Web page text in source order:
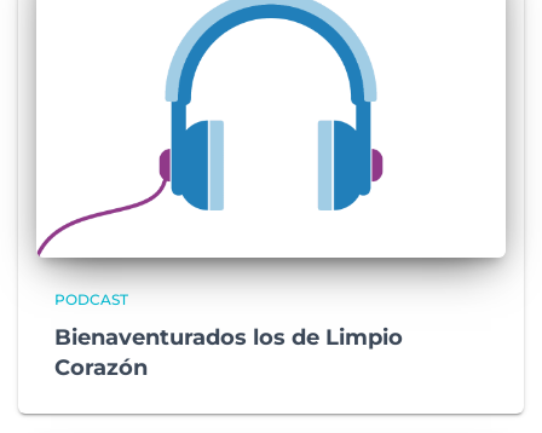
PODCAST
Bienaventurados los de Limpio
Corazón